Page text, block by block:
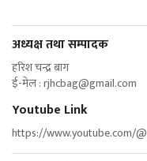
अध्यक्ष तथा सम्पादक
हरिश चन्द्र बाग
ई-मेल :rjhcbag@gmail.com
Youtube Link
https://www.youtube.com/